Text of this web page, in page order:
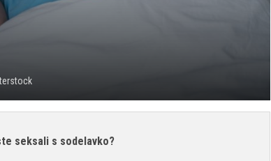
seksali s sodelavko?